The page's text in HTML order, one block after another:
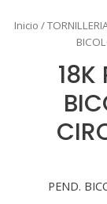
Inicio /
18K
PEND.